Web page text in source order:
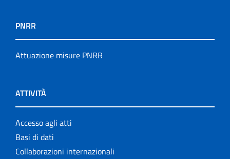
PNRR
Attuazione misure PNRR
ATTIVITÀ
Accesso agli atti
Basi di dati
Collaborazioni internazionali